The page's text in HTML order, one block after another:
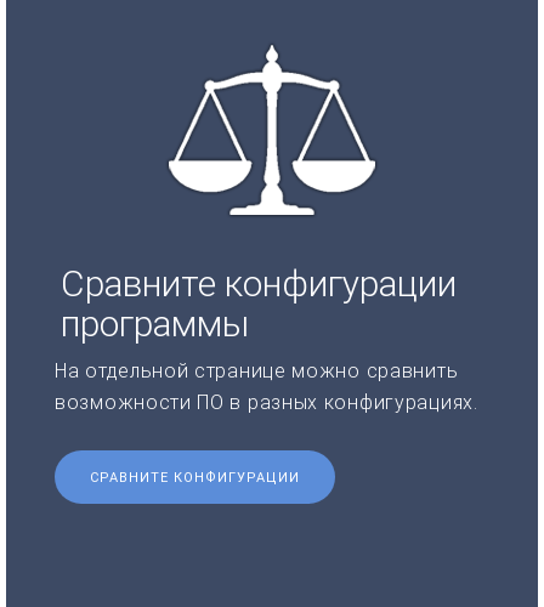
Сравните конфигурации
программы
На отдельной странице можно сравнить
возможности ПО в разных конфигурациях.
СРАВНИТЕ КОНФИГУРАЦИИ